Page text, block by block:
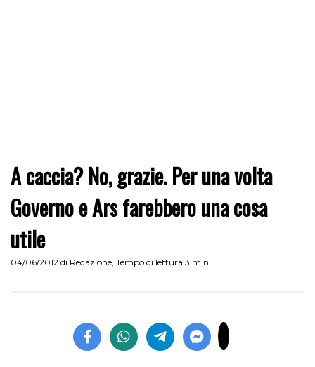
A caccia? No, grazie. Per una volta
Governo e Ars farebbero una cosa
utile
04/06/2012 di Redazione, Tempo di lettura 3 min